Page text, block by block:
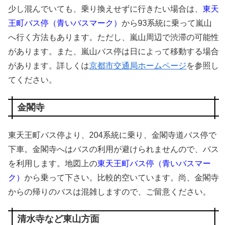
少し混んでいても、乗り換えせずに行きたい場合は、 東天
王町バス停（青いバスマーク） から93系統に乗って嵐山
へ行く方法もあります。ただし、嵐山周辺で渋滞の可能性
があります。また、嵐山バス停は日によって移動する場合
があります。詳しくは京都市交通局ホームページを参照し
てください。
金閣寺
東天王町バス停より、204系統に乗り、金閣寺道バス停で
下車。金閣寺へはバスの利用が避けられませんので、バス
を利用します。地図上の東天王町バス停（青いバスマー
ク） から乗って下さい。比較的空いています。尚、金閣寺
からの帰りのバスは混雑しますので、ご留意ください。
清水寺など東山方面